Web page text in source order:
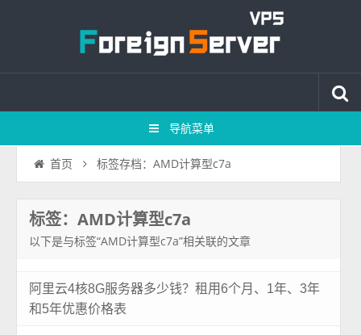
导航菜单
首页 标签存档：AMD计算型c7a
标签：AMD计算型c7a
以下是与标签“AMD计算型c7a”相关联的文章
阿里云4核8G服务器多少钱？租用6个月、1年、3年
和5年优惠价格表